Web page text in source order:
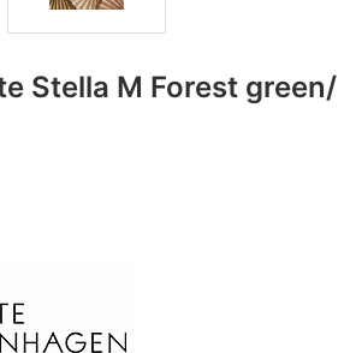
Stella M Forest green/